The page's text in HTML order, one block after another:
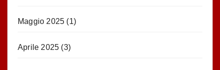
Maggio 2025 (1)
Aprile 2025 (3)